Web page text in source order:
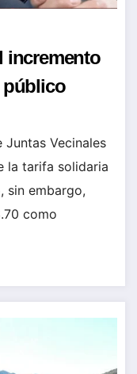
incremento
público
Juntas Vecinales
la tarifa solidaria
sin embargo,
como